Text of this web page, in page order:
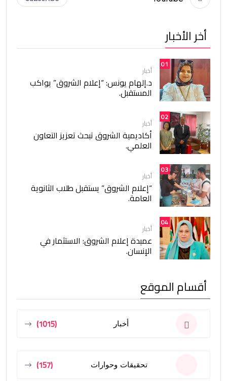
أخر الأخبار
01
أخبار
د.إلهام يونس: “إعلام الشروق” يواكب
المستقبل.
02
أخبار
أكاديمية الشروق تبحث تعزيز التعاون
العلمي.
03
أخبار
“إعلام الشروق” يستقبل طلاب الثانوية
العامة.
04
أخبار
عميدة إعلام الشروق: الاستثمار في
الإنسان.
أقسام الموقع
أخبار (1015)
تحقيقات وحوارات (157)